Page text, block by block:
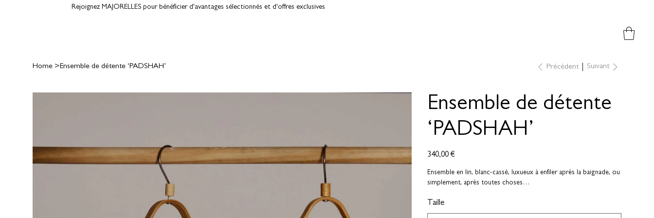
Rejoignez MAJORELLES pour bénéficier d'avantages sélectionnés et d'offres exclusives
Home >Ensemble de détente ‘PADSHAH’ Précédent Suivant
Ensemble de détente
‘PADSHAH’
Prix
340,00 €
Ensemble en lin, blanc-cassé, luxueux à enfiler après la baignade, ou
simplement, après toutes choses…
Taille